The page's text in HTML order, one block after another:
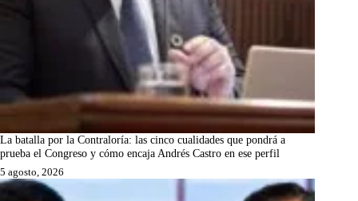
La batalla por la Contraloría: las cinco cualidades que pondrá a
prueba el Congreso y cómo encaja Andrés Castro en ese perfil
5 agosto, 2026